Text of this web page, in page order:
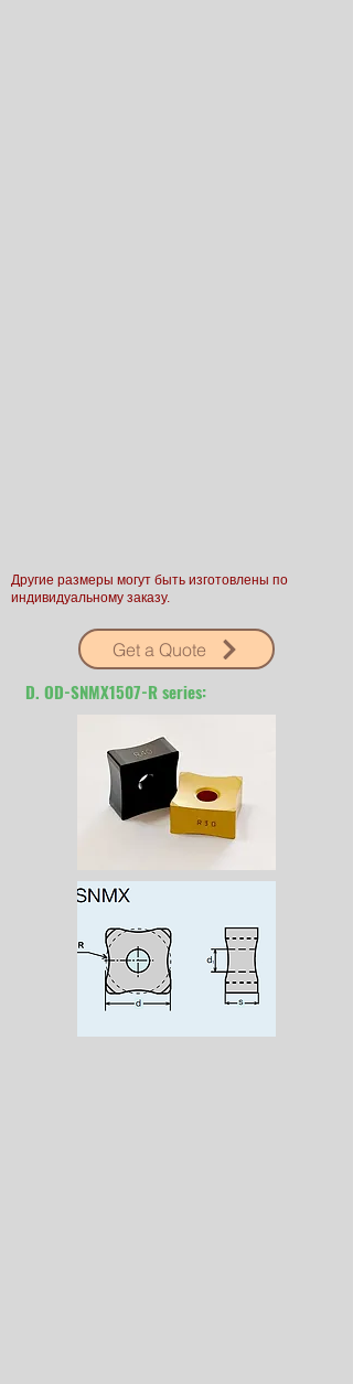
Другие размеры могут быть изготовлены по
индивидуальному заказу.
Get a Quote
D. OD-SNMX1507-R series: